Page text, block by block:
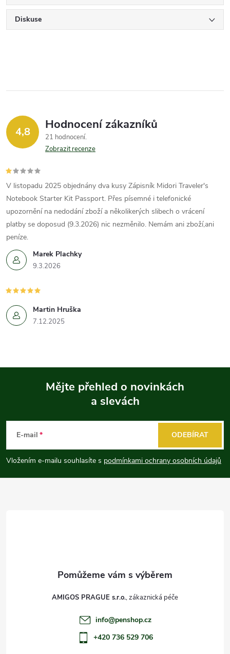
Diskuse
4,8 Hodnocení zákazníků
21 hodnocení
Zobrazit recenze
Marek Plachky
9.3.2026
V listopadu 2025 objednány dva kusy Zápisník Midori Traveler's
Notebook Starter Kit Passport. Přes písemné i telefonické
upozornění na nedodání zboží a několikerých slibech o vrácení
platby se doposud (9.3.2026) nic nezměnilo. Nemám ani zboží,ani
peníze.
Martin Hruška
7.12.2025
p
a
Mějte přehled o novinkách
a slevách
E-mail
Vložením e-mailu souhlasíte s podmínkami ochrany osobních údajů
ODEBÍRAT
AMIGOS PRAGUE s.r.o.
info@penshop.cz
+420 736 529 706